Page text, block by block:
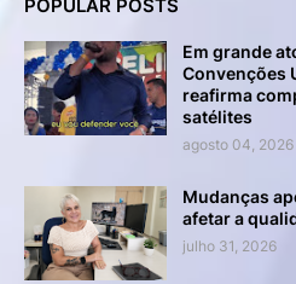
POPULAR POSTS
Em grande
Convenções
reafirma
satélites
agosto 04, 2026
Mudanças
afetar a
julho 31, 2026